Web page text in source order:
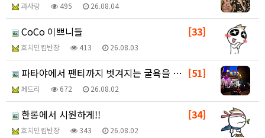
과사랑 495 26.08.04
[33]
CoCo 이쁘니들
호치민킴반장 413 26.08.03
[51]
파타야에서 팬티까지 벗겨지는 굴욕을 맛보다(살색사진없음…
페드리 672 26.08.02
[34]
한롱에서 시원하게!!
호치민킴반장 343 26.08.02